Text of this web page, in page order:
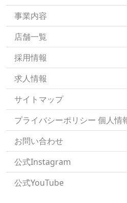
事業内容
店舗一覧
採用情報
求人情報
サイトマップ
プライバシーポリシー 個人情
お問い合わせ
公式Instagram
公式YouTube